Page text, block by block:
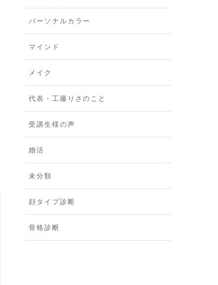
パーソナルカラー
マインド
メイク
代表・工藤りさのこと
受講生様の声
婚活
未分類
顔タイプ診断
骨格診断